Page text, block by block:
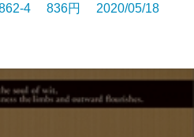
4 836円 2020/05/18